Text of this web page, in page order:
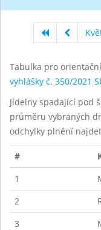
Tabulka pro
vyhlášky č. 350/2021
Jídelny spadající pod
průměru vybraných
odchylky plnění
#
1
2
3